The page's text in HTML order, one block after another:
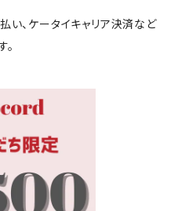
い、ケータイキャリア決済など